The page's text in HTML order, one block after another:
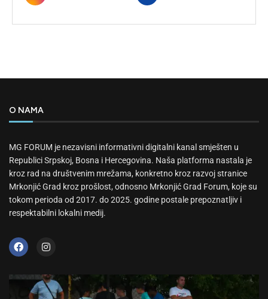
O NAMA
MG FORUM je nezavisni informativni digitalni kanal smješten u
Republici Srpskoj, Bosna i Hercegovina. Naša platforma nastala je
kroz rad na društvenim mrežama, konkretno kroz razvoj stranice
Mrkonjić Grad kroz prošlost, odnosno Mrkonjić Grad Forum, koje su
tokom perioda od 2017. do 2025. godine postale prepoznatljiv i
respektabilni lokalni medij.